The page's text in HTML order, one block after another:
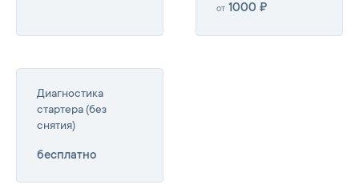
от 1000 ₽
Диагностика
стартера (без
снятия)
бесплатно